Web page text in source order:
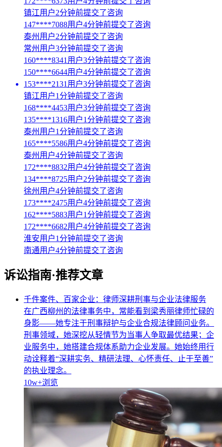
镇江用户2分钟前提交了咨询
147****7088用户4分钟前提交了咨询
泰州用户2分钟前提交了咨询
常州用户3分钟前提交了咨询
160****8341用户3分钟前提交了咨询
150****6644用户4分钟前提交了咨询
153****2131用户3分钟前提交了咨询
镇江用户1分钟前提交了咨询
168****4453用户3分钟前提交了咨询
135****1316用户1分钟前提交了咨询
泰州用户1分钟前提交了咨询
165****5586用户4分钟前提交了咨询
泰州用户4分钟前提交了咨询
172****8832用户4分钟前提交了咨询
134****8725用户2分钟前提交了咨询
徐州用户4分钟前提交了咨询
173****2475用户4分钟前提交了咨询
162****5883用户1分钟前提交了咨询
172****6682用户4分钟前提交了咨询
淮安用户1分钟前提交了咨询
南通用户4分钟前提交了咨询
诉讼指南·推荐文章
千件案件、百家企业：律师深耕刑事与企业法律服务
在广西柳州的法律事务中，常能看到梁秀丽律师忙碌的
身影——她专注于刑事辩护与企业合规法律顾问业务。
刑事领域，她深挖从轻情节为当事人争取最优结果；企
业服务中，她搭建合规体系助力企业发展。她始终用行
动诠释着“深耕实务、精研法理、心怀责任、止于至善”
的执业理念。
10w+浏览